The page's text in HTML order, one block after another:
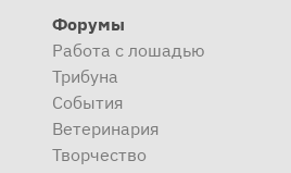
Форумы
Работа с лошадью
Трибуна
События
Ветеринария
Творчество